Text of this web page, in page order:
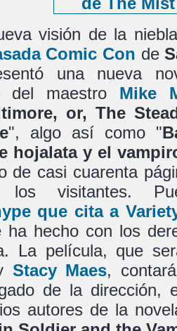
visión de la
Comic Con de
una nueva
del maestro Mike
or, The
", algo así como "
hojalata y el
de casi cuarenta
los visitantes.
que cita a
hecho con los
La película, que
Stacy Maes,
de la dirección,
autores de la